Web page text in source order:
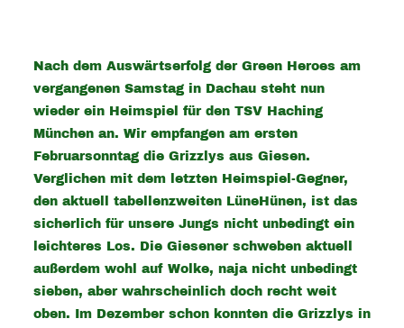
Nach dem Auswärtserfolg der Green Heroes am
vergangenen Samstag in Dachau steht nun
wieder ein Heimspiel für den TSV Haching
München an. Wir empfangen am ersten
Februarsonntag die Grizzlys aus Giesen.
Verglichen mit dem letzten Heimspiel-Gegner,
den aktuell tabellenzweiten LüneHünen, ist das
sicherlich für unsere Jungs nicht unbedingt ein
leichteres Los. Die Giesener schweben aktuell
außerdem wohl auf Wolke, naja nicht unbedingt
sieben, aber wahrscheinlich doch recht weit
oben. Im Dezember schon konnten die Grizzlys in